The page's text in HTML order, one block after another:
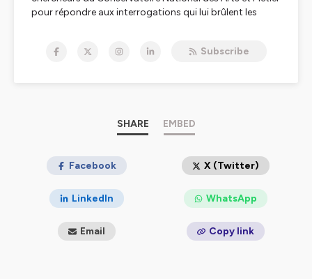
pour répondre aux interrogations qui lui brûlent les
Si vous aussi vous souhaitez comprendre le monde qui
animé par Pauline Grisoni.
confidentialitepour plus d'informations.
Subscribe
SHARE EMBED
Facebook X (Twitter)
LinkedIn WhatsApp
Email Copy link